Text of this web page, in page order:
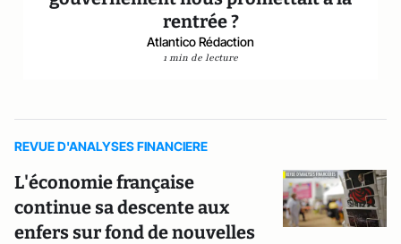
rentrée ?
Atlantico Rédaction
1 min de lecture
REVUE D'ANALYSES FINANCIERE
L'économie française
continue sa descente aux
enfers sur fond de nouvelles